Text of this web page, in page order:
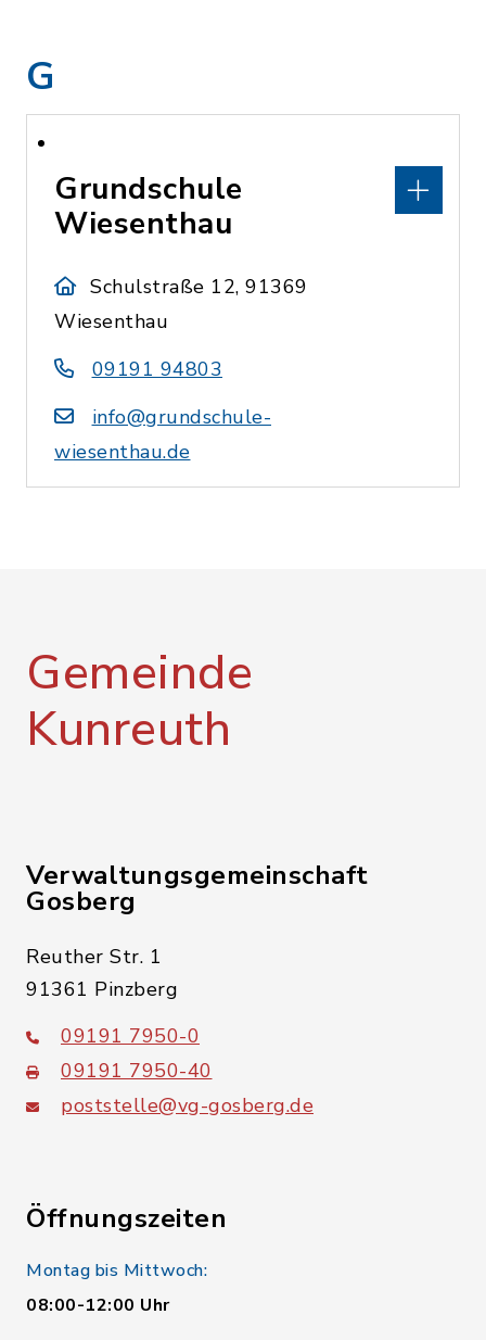
G
Grundschule
Wiesenthau
Schulstraße 12, 91369
Wiesenthau
09191 94803
info@grundschule-
wiesenthau.de
Gemeinde
Kunreuth
Verwaltungsgemeinschaft
Gosberg
Reuther Str. 1
91361 Pinzberg
09191 7950-0
09191 7950-40
poststelle@vg-gosberg.de
Öffnungszeiten
Montag bis Mittwoch:
08:00-12:00 Uhr